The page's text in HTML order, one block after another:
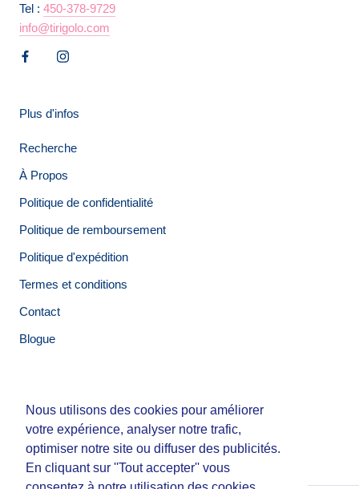
Nous utilisons des cookies pour améliorer
votre expérience, analyser notre trafic,
optimiser notre site ou diffuser des publicités.
En cliquant sur ''Tout accepter'' vous
Nous utilisons des cookies pour améliorer
votre expérience, analyser notre trafic,
optimiser notre site ou diffuser des publicités.
En cliquant sur ''Tout accepter'' vous
Tel : 450-378-9729
info@tirigolo.com
Plus d'infos
Recherche
À Propos
Politique de confidentialité
Politique de remboursement
Politique d'expédition
Termes et conditions
Contact
Blogue
© Tirigolo et Cie.
Fait parThird Party Studio